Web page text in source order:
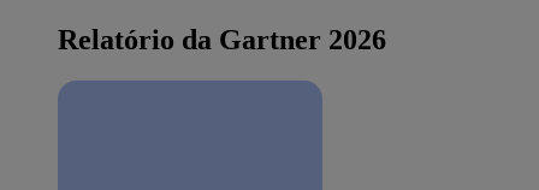
Relatório da Gartner 2026